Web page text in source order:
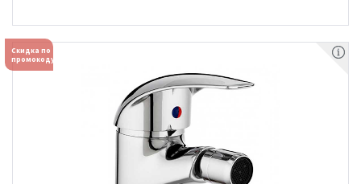
Скидка по
промокоду